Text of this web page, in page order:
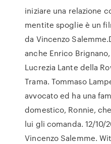
iniziare una relazione
mentite spoglie è un
da Vincenzo
anche Enrico
Lucrezia Lante della
Trama. Tommaso
avvocato ed ha una
domestico, Ronnie,
lui gli comanda. 12/10/
Vincenzo Salemme.